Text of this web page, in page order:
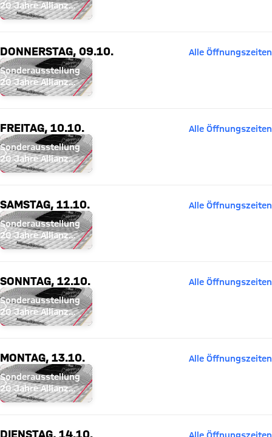
20 Jahre Allianz
Arena
DONNERSTAG, 09.10.
Alle Öffnungszeiten
Sonderausstellung
20 Jahre Allianz
Arena
FREITAG, 10.10.
Alle Öffnungszeiten
Sonderausstellung
20 Jahre Allianz
Arena
SAMSTAG, 11.10.
Alle Öffnungszeiten
Sonderausstellung
20 Jahre Allianz
Arena
SONNTAG, 12.10.
Alle Öffnungszeiten
Sonderausstellung
20 Jahre Allianz
Arena
MONTAG, 13.10.
Alle Öffnungszeiten
Sonderausstellung
20 Jahre Allianz
Arena
DIENSTAG, 14.10. Alle Öffnungszeiten